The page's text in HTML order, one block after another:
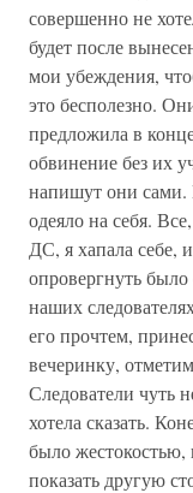
совершенно не
будет после
мои убеждения,
это бесполезно.
предложила в
обвинение без их
напишут они сами.
одеяло на себя.
ДС, я хапала себе,
опровергнуть
наших
его прочтем,
вечеринку,
Следователи чуть
хотела сказать.
было жестокостью,
показать другую